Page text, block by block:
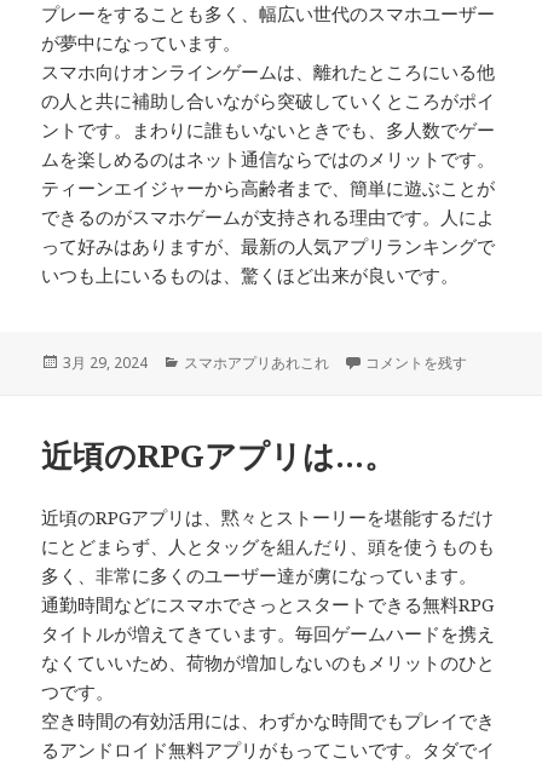
プレーをすることも多く、幅広い世代のスマホユーザー
が夢中になっています。
スマホ向けオンラインゲームは、離れたところにいる他
の人と共に補助し合いながら突破していくところがポイ
ントです。まわりに誰もいないときでも、多人数でゲー
ムを楽しめるのはネット通信ならではのメリットです。
ティーンエイジャーから高齢者まで、簡単に遊ぶことが
できるのがスマホゲームが支持される理由です。人によ
って好みはありますが、最新の人気アプリランキングで
いつも上にいるものは、驚くほど出来が良いです。
投
3月 29, 2024
カ
ー
スマホアプリあれこれ どんなものを選ぶ時も…。
コメントを残す
近頃のRPGアプリは…。
近頃のRPGアプリは、黙々とストーリーを堪能するだけ
にとどまらず、人とタッグを組んだり、頭を使うものも
多く、非常に多くのユーザー達が虜になっています。
通勤時間などにスマホでさっとスタートできる無料RPG
タイトルが増えてきています。毎回ゲームハードを携え
なくていいため、荷物が増加しないのもメリットのひと
つです。
空き時間の有効活用には、わずかな時間でもプレイでき
るアンドロイド無料アプリがもってこいです。タダでイ